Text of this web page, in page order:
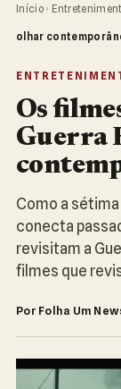
Início ›
olhar
Os
Guerra
Como a
conecta
revisitam a
filmes que
Por Folha Um